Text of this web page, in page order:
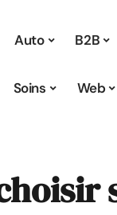
Auto B2B
Soins Web